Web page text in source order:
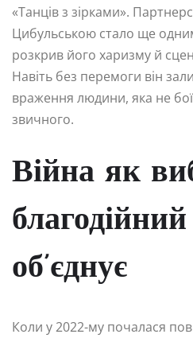
«Танців з зірками».
Цибульською стало ще
розкрив його харизму й
Навіть без перемоги він
враження людини, яка не
звичного.
Війна як
об’єднує
Коли у 2022-му почалася